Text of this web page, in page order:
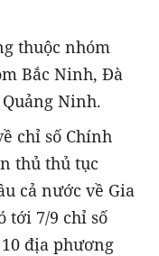
thuộc nhóm
Bắc Ninh, Đà
Ninh.
chỉ số Chính
thủ thủ tục
cả nước về Gia
tới 7/9 chỉ số
địa phương